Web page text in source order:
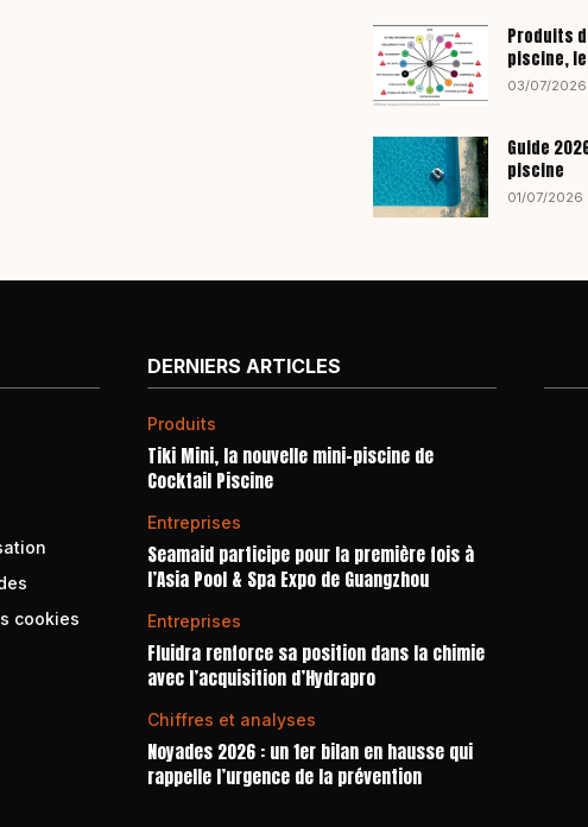
Produits
piscine,
03/07/2026
Guide
piscine
01/07/2026
cookies
DERNIERS ARTICLES
Produits
Tiki Mini, la nouvelle mini-piscine de
Cocktail Piscine
Entreprises
Seamaid participe pour la première fois à
l’Asia Pool & Spa Expo de Guangzhou
Entreprises
Fluidra renforce sa position dans la chimie
avec l’acquisition d’Hydrapro
Chiffres et analyses
Noyades 2026 : un 1er bilan en hausse qui
rappelle l’urgence de la prévention